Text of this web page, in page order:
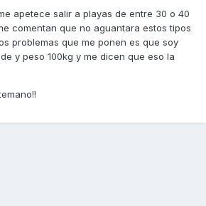
apetece salir a playas de entre 30 o 40
comentan que no aguantara estos tipos
problemas que me ponen es que soy
y peso 100kg y me dicen que eso la